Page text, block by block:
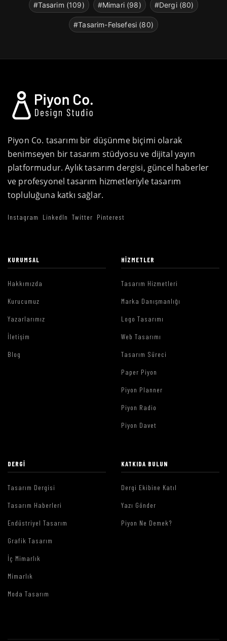
#Tasarim (109) #Mimari (98) #Dergi (80)
#Tasarim-Felsefesi (80)
Piyon Co. tasarımı bir düşünme biçimi olarak
benimseyen bir tasarım stüdyosu ve dijital yayın
platformudur. Aylık tasarım dergisi, güncel haberler
ve profesyonel tasarım hizmetleriyle tasarım
topluluğuna katkı sağlar.
Instagram LinkedIn Twitter Pinterest
KURUMSAL
Hakkımızda
Kurucumuz
Yazarlarımız
İletişim
Blog
HIZMETLER
Tasarım Hizmetleri
Marka Danışmanlığı
Logo Tasarımı
Web Tasarımı
Tasarım Süreci
Paper Piyon
Piyon Planner
Piyon Radio
Piyon Davet
DERGI
Tasarım Dergisi
Tasarım Haberleri
Endüstriyel Tasarım
Grafik Tasarım
İç Mimarlık
Mimarlık
Moda Tasarım
KATKIDA BULUN
Dergi Ekibine Katıl
Yazı Gönder
Piyon Ne Demek?